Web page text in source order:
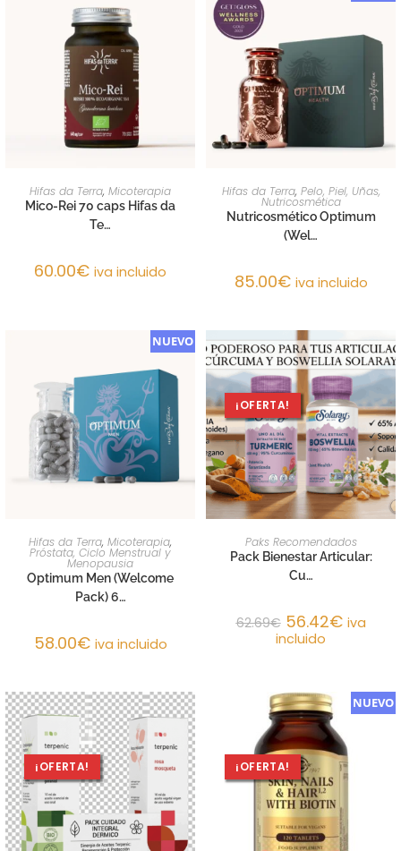
AÑADIR AL CARRITO
Hifas da Terra, Micoterapia
Mico-Rei 70 caps Hifas da
Te…
60.00€ iva incluido
AÑADIR AL CARRITO
Hifas da Terra, Pelo, Piel, Uñas,
Nutricosmética
Nutricosmético Optimum
(Wel…
85.00€ iva incluido
NUEVO
AÑADIR AL CARRITO
Hifas da Terra, Micoterapia,
Próstata, Ciclo Menstrual y
Menopausia
Optimum Men (Welcome
Pack) 6…
58.00€ iva incluido
¡OFERTA!
AÑADIR AL CARRITO
Paks Recomendados
Pack Bienestar Articular:
Cu…
62.69€ 56.42€ iva
incluido
¡OFERTA!
NUEVO
¡OFERTA!